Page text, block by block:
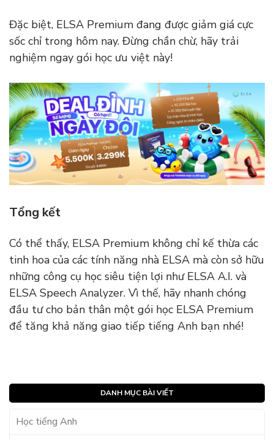
Đặc biệt, ELSA Premium đang được giảm giá cực
sốc chỉ trong hôm nay. Đừng chần chừ, hãy trải
nghiệm ngay gói học ưu việt này!
Tổng kết
Có thể thấy, ELSA Premium không chỉ kế thừa các
tinh hoa của các tính năng nhà ELSA mà còn sở hữu
những công cụ học siêu tiện lợi như ELSA A.I. và
ELSA Speech Analyzer. Vì thế, hãy nhanh chóng
đầu tư cho bản thân một gói học ELSA Premium
để tăng khả năng giao tiếp tiếng Anh bạn nhé!
DANH MỤC BÀI VIẾT
Học tiếng Anh